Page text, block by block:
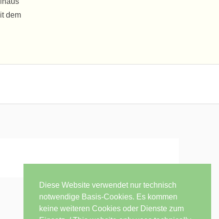
dem
Diese Website verwendet nur technisch
notwendige Basis-Cookies. Es kommen
keine weiteren Cookies oder Dienste zum